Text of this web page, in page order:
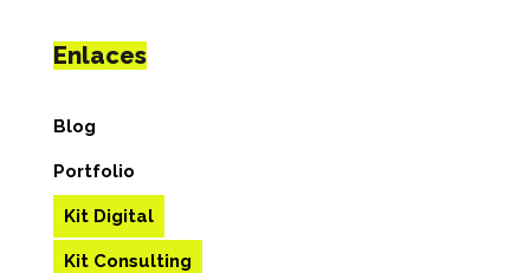
Enlaces
Blog
Portfolio
Kit Digital
Kit Consulting